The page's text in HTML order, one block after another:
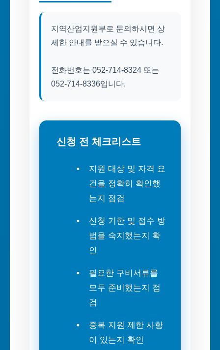
지역산업지원부로 문의하시면 상
세한 안내를 받으실 수 있습니다.
전화번호는 052-714-8324 또는
052-714-8336입니다.
신청 전 체크리스트
지원 대상 및 자격 요
건을 정확히 확인했
는지 점검
신청 기한 및 접수 방
법을 숙지했는지 확
인
필요한 구비서류를
모두 준비했는지 점
검
중복 지원 제한 사항
이 있는지 확인